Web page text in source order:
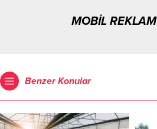
MOBİL
Benzer Konular